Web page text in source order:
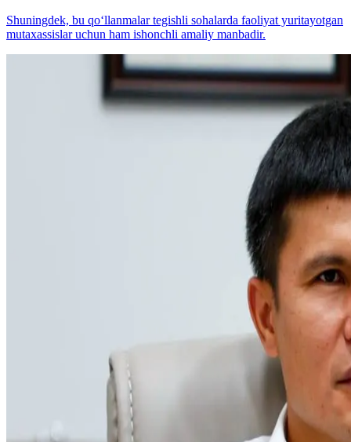
Shuningdek, bu qo‘llanmalar tegishli sohalarda faoliyat yuritayotgan
mutaxassislar uchun ham ishonchli amaliy manbadir.